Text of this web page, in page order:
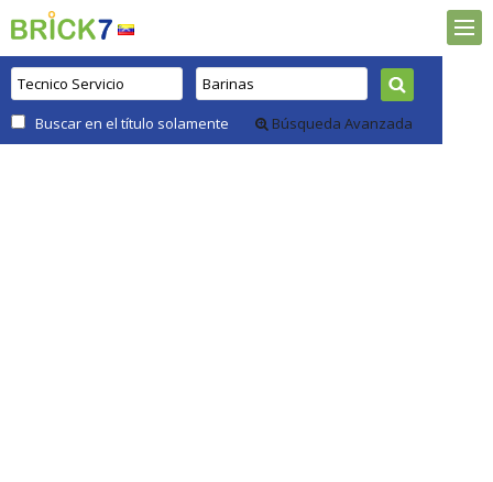
Buscar en el título solamente Búsqueda Avanzada